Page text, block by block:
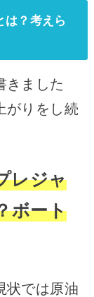
は？考えら
きました
がりをし続
レジャ
ボート
状では原油